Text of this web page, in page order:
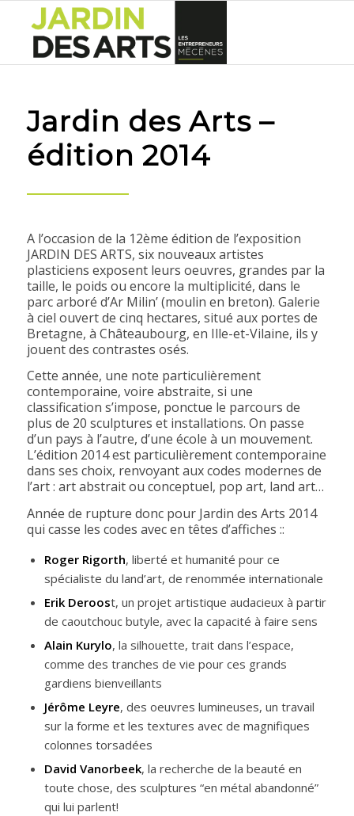
Jardin des Arts –
édition 2014
A l’occasion de la 12ème édition de l’exposition
JARDIN DES ARTS, six nouveaux artistes
plasticiens exposent leurs oeuvres, grandes par la
taille, le poids ou encore la multiplicité, dans le
parc arboré d’Ar Milin’ (moulin en breton). Galerie
à ciel ouvert de cinq hectares, situé aux portes de
Bretagne, à Châteaubourg, en Ille-et-Vilaine, ils y
jouent des contrastes osés.
Cette année, une note particulièrement
contemporaine, voire abstraite, si une
classification s’impose, ponctue le parcours de
plus de 20 sculptures et installations. On passe
d’un pays à l’autre, d’une école à un mouvement.
L’édition 2014 est particulièrement contemporaine
dans ses choix, renvoyant aux codes modernes de
l’art : art abstrait ou conceptuel, pop art, land art…
Année de rupture donc pour Jardin des Arts 2014
qui casse les codes avec en têtes d’affiches ::
Roger Rigorth, liberté et humanité pour ce
spécialiste du land’art, de renommée internationale
Erik Deroost, un projet artistique audacieux à partir
de caoutchouc butyle, avec la capacité à faire sens
Alain Kurylo, la silhouette, trait dans l’espace,
comme des tranches de vie pour ces grands
gardiens bienveillants
Jérôme Leyre, des oeuvres lumineuses, un travail
sur la forme et les textures avec de magnifiques
colonnes torsadées
David Vanorbeek, la recherche de la beauté en
toute chose, des sculptures “en métal abandonné”
qui lui parlent!